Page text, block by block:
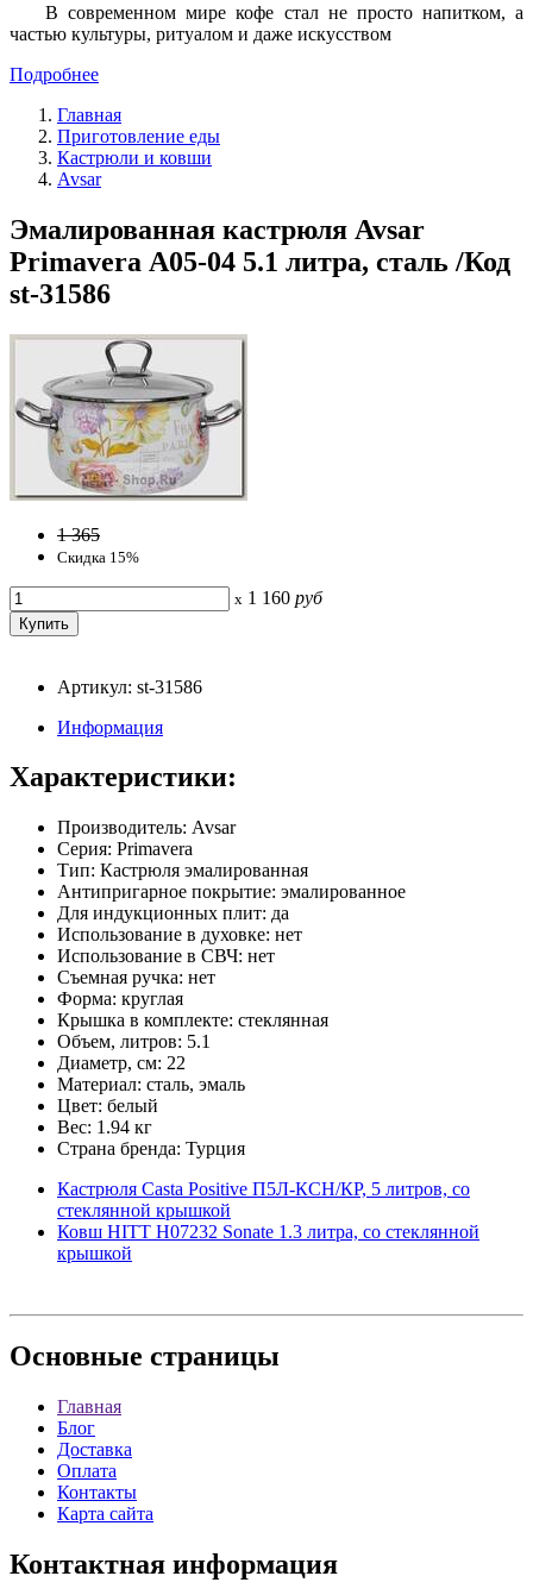
В современном мире кофе стал не просто напитком, а
частью культуры, ритуалом и даже искусством
Подробнее
Главная
Приготовление еды
Кастрюли и ковши
Avsar
Эмалированная кастрюля Avsar
Primavera А05-04 5.1 литра, сталь /Код
st-31586
1 365
Скидка 15%
x 1 160 руб
Артикул: st-31586
Информация
Характеристики:
Производитель: Avsar
Серия: Primavera
Тип: Кастрюля эмалированная
Антипригарное покрытие: эмалированное
Для индукционных плит: да
Использование в духовке: нет
Использование в СВЧ: нет
Съемная ручка: нет
Форма: круглая
Крышка в комплекте: стеклянная
Объем, литров: 5.1
Диаметр, см: 22
Материал: сталь, эмаль
Цвет: белый
Вес: 1.94 кг
Страна бренда: Турция
Кастрюля Casta Positive П5Л-КСН/КР, 5 литров, со
стеклянной крышкой
Ковш HITT H07232 Sonate 1.3 литра, со стеклянной
крышкой
Основные страницы
Главная
Блог
Доставка
Оплата
Контакты
Карта сайта
Контактная информация